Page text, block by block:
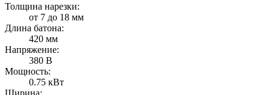
Толщина нарезки:
от 7 до 18 мм
Длина батона:
420 мм
Напряжение:
380 В
Мощность:
0.75 кВт
Ширина: